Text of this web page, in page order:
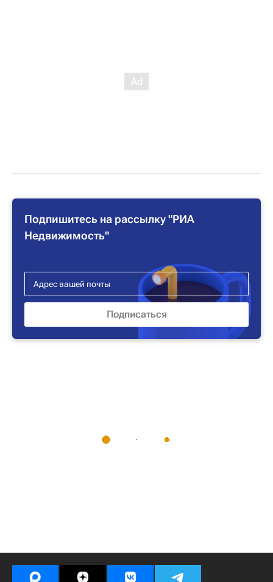
Подпишитесь на рассылку "РИА
Недвижимость"